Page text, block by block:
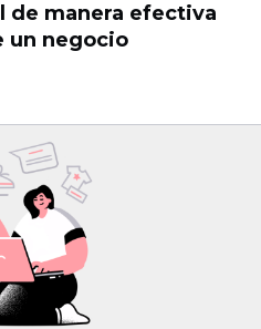
manera efectiva
un negocio